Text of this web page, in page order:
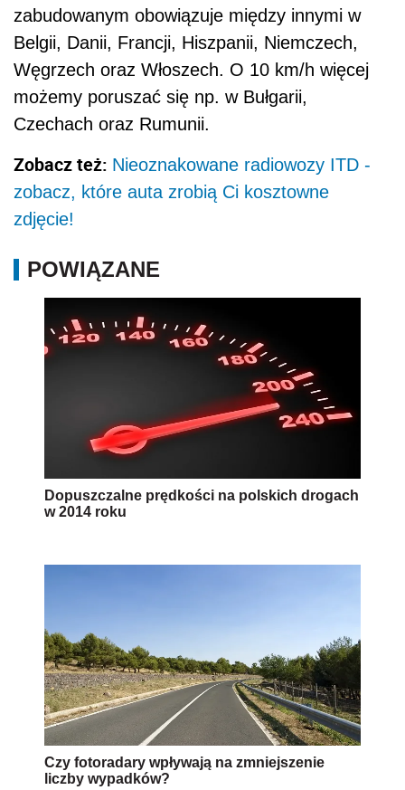
zabudowanym obowiązuje między innymi w
Belgii, Danii, Francji, Hiszpanii, Niemczech,
Węgrzech oraz Włoszech. O 10 km/h więcej
możemy poruszać się np. w Bułgarii,
Czechach oraz Rumunii.
Zobacz też: Nieoznakowane radiowozy ITD -
zobacz, które auta zrobią Ci kosztowne
zdjęcie!
POWIĄZANE
Dopuszczalne prędkości na polskich drogach
w 2014 roku
Czy fotoradary wpływają na zmniejszenie
liczby wypadków?